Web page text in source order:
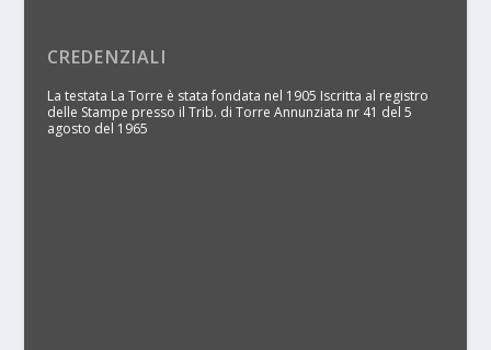
CREDENZIALI
La testata La Torre è stata fondata nel 1905 Iscritta al registro
delle Stampe presso il Trib. di Torre Annunziata nr 41 del 5
agosto del 1965